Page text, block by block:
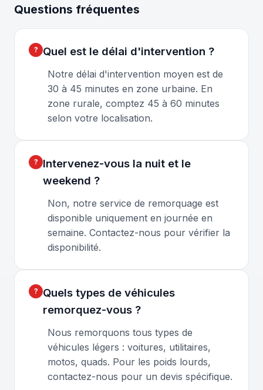
Questions fréquentes
Quel est le délai d'intervention ?
Notre délai d'intervention moyen est de
30 à 45 minutes en zone urbaine. En
zone rurale, comptez 45 à 60 minutes
selon votre localisation.
Intervenez-vous la nuit et le
weekend ?
Non, notre service de remorquage est
disponible uniquement en journée en
semaine. Contactez-nous pour vérifier la
disponibilité.
Quels types de véhicules
remorquez-vous ?
Nous remorquons tous types de
véhicules légers : voitures, utilitaires,
motos, quads. Pour les poids lourds,
contactez-nous pour un devis spécifique.